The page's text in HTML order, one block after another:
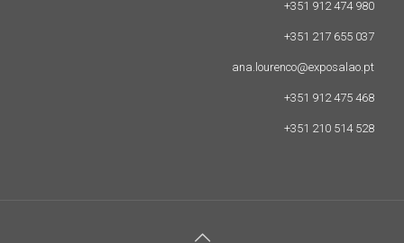
+351 912 474 980
+351 217 655 037
ana.lourenco@exposalao.pt
+351 912 475 468
+351 210 514 528